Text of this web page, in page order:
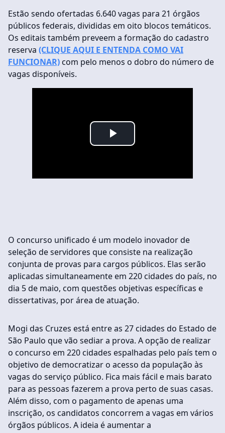
Estão sendo ofertadas 6.640 vagas para 21 órgãos
públicos federais, divididas em oito blocos temáticos.
Os editais também preveem a formação do cadastro
reserva (CLIQUE AQUI E ENTENDA COMO VAI
FUNCIONAR) com pelo menos o dobro do número de
vagas disponíveis.
Play
O concurso unificado é um modelo inovador de
seleção de servidores que consiste na realização
conjunta de provas para cargos públicos. Elas serão
aplicadas simultaneamente em 220 cidades do país, no
dia 5 de maio, com questões objetivas específicas e
dissertativas, por área de atuação.
Mogi das Cruzes está entre as 27 cidades do Estado de
São Paulo que vão sediar a prova. A opção de realizar
o concurso em 220 cidades espalhadas pelo país tem o
objetivo de democratizar o acesso da população às
vagas do serviço público. Fica mais fácil e mais barato
para as pessoas fazerem a prova perto de suas casas.
Além disso, com o pagamento de apenas uma
inscrição, os candidatos concorrem a vagas em vários
órgãos públicos. A ideia é aumentar a